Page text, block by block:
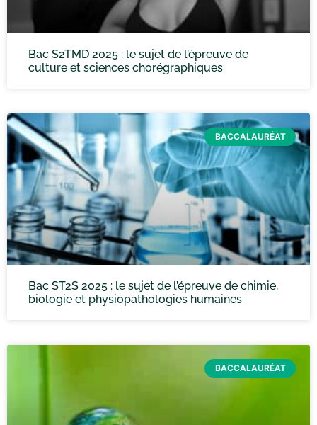
Bac S2TMD 2025 : le sujet de l’épreuve de
culture et sciences chorégraphiques
BACCALAURÉAT
Bac ST2S 2025 : le sujet de l’épreuve de chimie,
biologie et physiopathologies humaines
BACCALAURÉAT